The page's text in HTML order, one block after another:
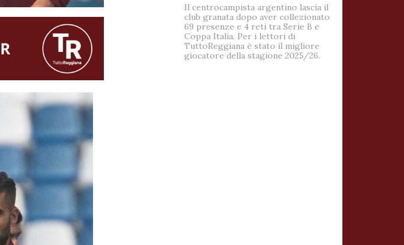
Il centrocampista argentino lascia il
club granata dopo aver collezionato
69 presenze e 4 reti tra Serie B e
Coppa Italia. Per i lettori di
TuttoReggiana è stato il migliore
giocatore della stagione 2025/26.